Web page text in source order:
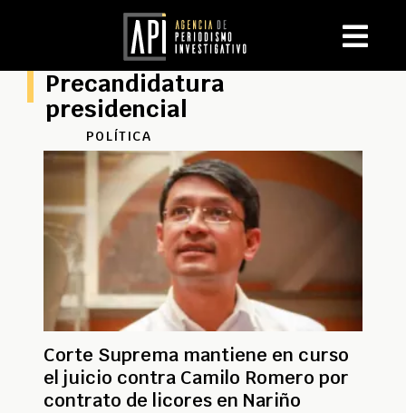
Precandidatura
presidencial
POLÍTICA
Corte Suprema mantiene en curso
el juicio contra Camilo Romero por
contrato de licores en Nariño